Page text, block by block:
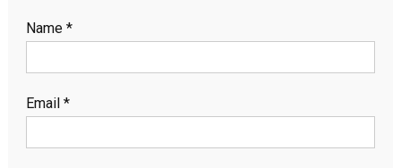
Name *
Email *